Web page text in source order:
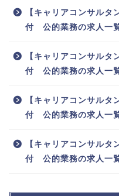
【キャリアコンサルタ
付 公的業務の求人一
【キャリアコンサルタ
付 公的業務の求人一
【キャリアコンサルタ
付 公的業務の求人一
【キャリアコンサルタ
付 公的業務の求人一